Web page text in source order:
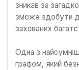
зникав за
зможе здобути
захованих
Одна з
графом, який